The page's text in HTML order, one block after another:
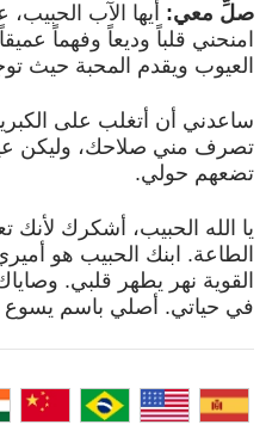
صلِّ معي: أيها الآب
امنحني قلباً وديعاً وفهماً
العيوب ويقدم المحبة حيث
ساعدني أن أتغلب على
تصرف مني صلاحك، وليكن
تضعهم حولي.
يا الله الحبيب، أشكرك لأنك
الطاعة. ابنك الحبيب هو
القوية نهر يطهر قلبي.
في حياتي. أصلي باسم يسوع